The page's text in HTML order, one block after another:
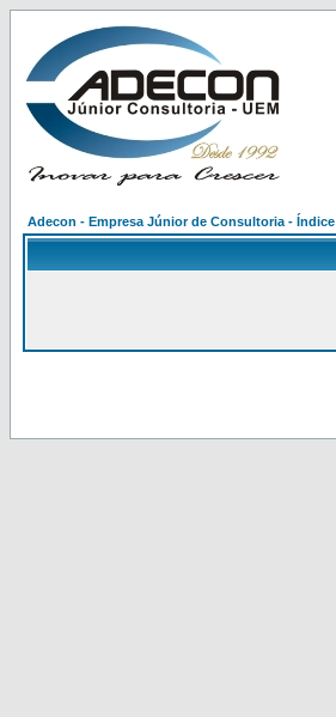
Adecon - Empresa Júnior de Consultoria - Índice